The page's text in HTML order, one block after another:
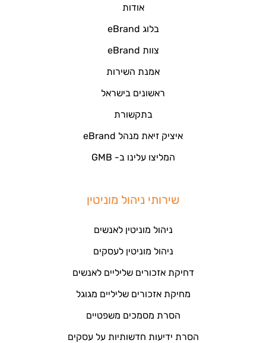
אודות
בלוג eBrand
צוות eBrand
אמנת השירות
ראשונים בישראל
בתקשורת
איציק זיאת מנהל eBrand
המליצו עלינו ב- GMB
שירותי ניהול מוניטין
ניהול מוניטין לאנשים
ניהול מוניטין לעסקים
דחיקת אזכורים שליליים לאנשים
מחיקת אזכורים שליליים מגוגל
הסרת מסמכים משפטיים
הסרת ידיעות חדשותיות על עסקים